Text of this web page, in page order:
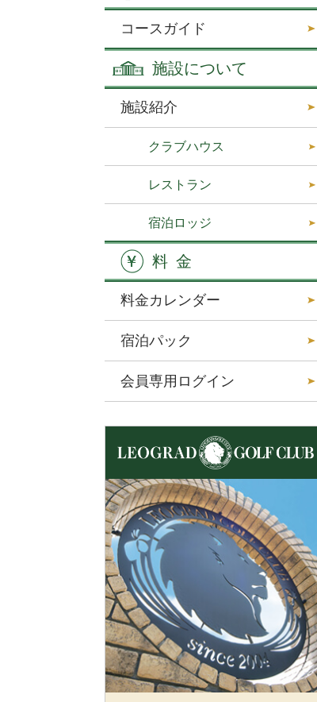
コースガイド
施設について
施設紹介
クラブハウス
レストラン
宿泊ロッジ
料金
料金カレンダー
宿泊パック
会員専用ログイン